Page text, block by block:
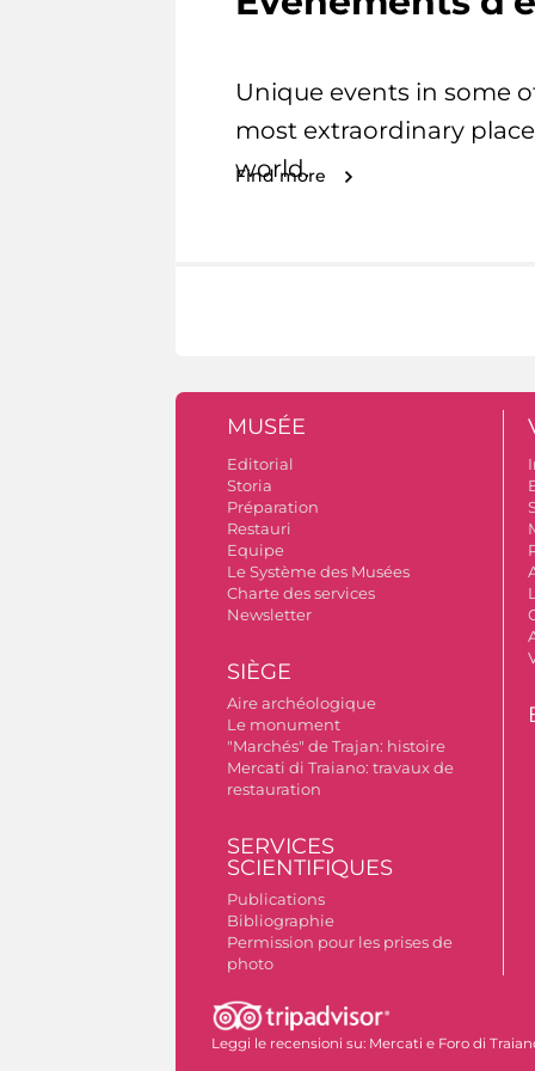
Unique events in some
most extraordinary
world.
Find more
MUSÉE
Editorial
Storia
Préparation
Restauri
Equipe
Le Système des Musées
Charte des services
Newsletter
SIÈGE
Aire archéologique
Le monument
"Marchés" de Trajan: histoire
Mercati di Traiano: travaux de
restauration
SERVICES
SCIENTIFIQUES
Publications
Bibliographie
Permission pour les prises de
photo
Leggi le recensioni su: Mercati e Foro di